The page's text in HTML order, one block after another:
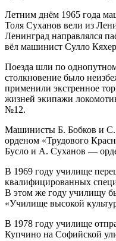
Летним днём 1965 года
Толя Суханов вели из
Ленинград направлялся
вёл машинист Сулло
Поезда шли по
столкновение было
применили экстренное
жизней экипажи
№12.
Машинисты Б. Бобков и С.
орденом «Трудового
Бусло и А. Суханов —
В 1969 году училище
квалифицированных
В этом же году училищу
«Училище высокой
В 1978 году училище
Купчино на Софийской